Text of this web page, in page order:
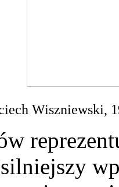
Wiszniewski,